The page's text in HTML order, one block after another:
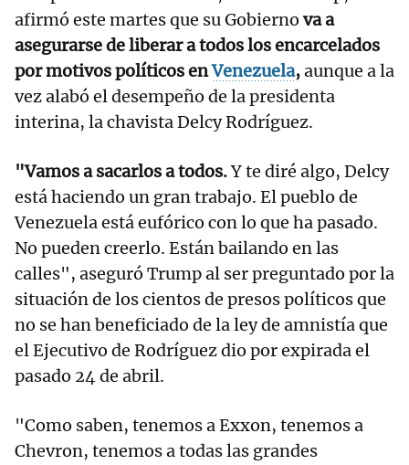
afirmó este martes que su Gobierno va a
asegurarse de liberar a todos los encarcelados
por motivos políticos enVenezuela,aunque a la
vez alabó el desempeño de la presidenta
interina, la chavista Delcy Rodríguez.
"Vamos a sacarlos a todos.Y te diré algo, Delcy
está haciendo un gran trabajo. El pueblo de
Venezuela está eufórico con lo que ha pasado.
No pueden creerlo. Están bailando en las
calles", aseguró Trump al ser preguntado por la
situación de los cientos de presos políticos que
no se han beneficiado de la ley de amnistía que
el Ejecutivo de Rodríguez dio por expirada el
pasado 24 de abril.
"Como saben, tenemos a Exxon, tenemos a
Chevron, tenemos a todas las grandes